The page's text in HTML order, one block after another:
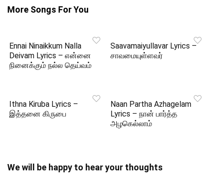
More Songs For You
Ennai Ninaikkum Nalla
Deivam Lyrics – என்னை
நினைக்கும் நல்ல தெய்வம்
Saavamaiyullavar Lyrics –
சாவமையுள்ளவர்
Ithna Kiruba Lyrics –
இத்தனை கிருபை
Naan Partha Azhagelam
Lyrics – நான் பார்த்த
அழகெல்லாம்
We will be happy to hear your thoughts